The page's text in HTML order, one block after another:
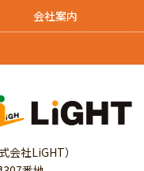
社LiGHT）
会社案内